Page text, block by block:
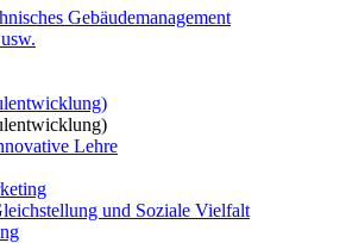
Gebäudemanagement
Lehre
und Soziale Vielfalt